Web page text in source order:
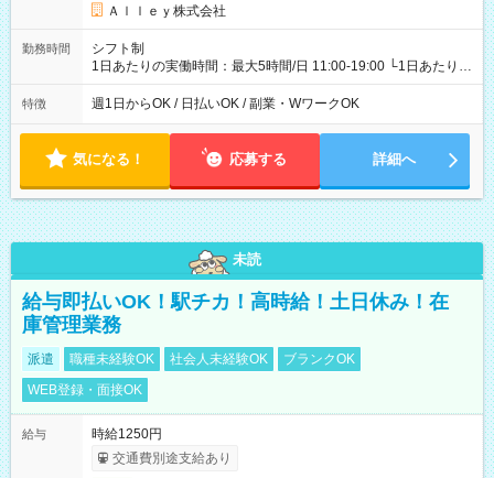
Ａｌｌｅｙ株式会社
勤務時間
シフト制
1日あたりの実働時間：最大5時間/日 11:00-19:00 └1日あたりの
実働時間：1-5時間 └上記の時間帯内であれば、いつでも勤務可
能！ └平日・土曜日の中で、お好きな曜日でご勤務いただけま
18:00 などのように、自由な働き方が可能なお仕事です！
特徴 週1日からOK / 日払いOK / 副業・WワークOK
気になる！ 応募する 詳細へ
未読
給与即払いOK！駅チカ！高時給！土日休み！在
庫管理業務
派遣 職種未経験OK 社会人未経験OK
ブランクOK
WEB登録・面接OK
給与
時給1250円
交通費別途支給あり